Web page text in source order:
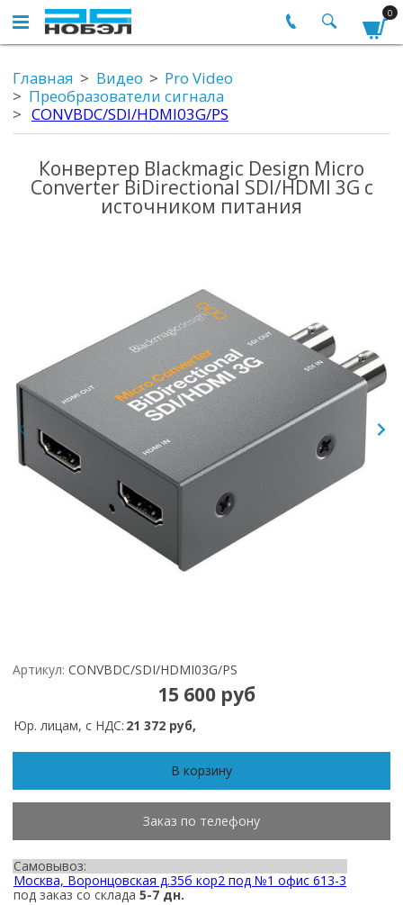
0
Главная Видео
Pro Video
Преобразователи сигнала
CONVBDC/SDI/HDMI03G/PS
Конвертер Blackmagic Design Micro
Converter BiDirectional SDI/HDMI 3G с
источником питания
Артикул: CONVBDC/SDI/HDMI03G/PS
15 600 руб
Юр. лицам, с НДС: 21 372 руб,
В корзину
Заказ по телефону
Самовывоз:
Москва, Воронцовская д.35б кор2 под №1 офис 613-3
под заказ со склада 5-7 дн.